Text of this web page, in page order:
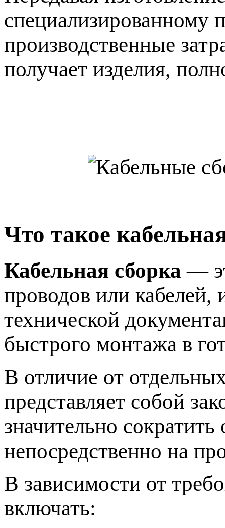
специализированному
производственные
получает изделия,
Что такое
Кабельная сборка —
проводов или кабелей,
технической
быстрого монтажа в
В отличие от
представляет собой
значительно
непосредственно на
В зависимости от
включать: